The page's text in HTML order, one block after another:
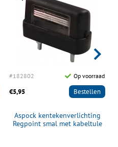
#182802 Op voorraad
€5,95 Bestellen
Aspock kentekenverlichting
Regpoint smal met kabeltule